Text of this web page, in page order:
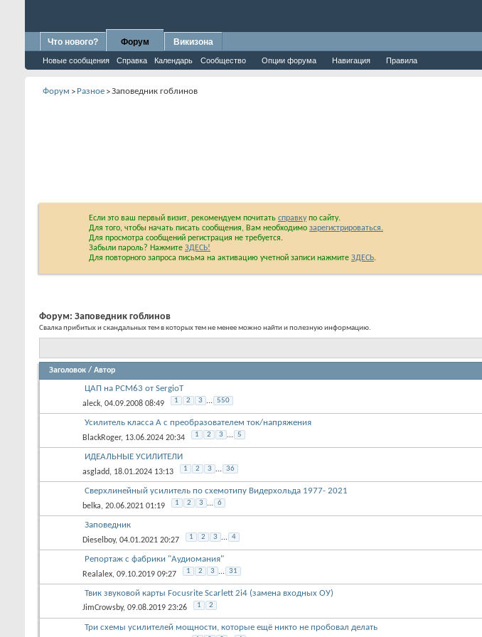
Что нового? Форум
Новые сообщения Справка Календарь Сообщество Опции форума Навигация Правила
Викизона
Если это ваш первый визит, рекомендуем почитатьсправкупо сайту.
Для того, чтобы начать писать сообщения, Вам необходимо
Для просмотра сообщений регистрация не требуется.
Забыли пароль? НажмитеЗДЕСЬ!
Форум:Заповедник гоблинов
Свалка прибитых и скандальных тем в которых тем не менее можно найти и полезную информацию.
Заголовок/Автор
ЦАП на PCM63 от SergioT
aleck, 04.09.2008 08:49 1 2 3 ... 550
Усилитель класса А с преобразователем ток/напряжения
BlackRoger, 13.06.2024 20:34 1 2 3 ... 5
ИДЕАЛЬНЫЕ УСИЛИТЕЛИ
asgladd, 18.01.2024 13:13 1 2 3 ... 36
Сверхлинейный усилитель по схемотипу Видерхольда 1977- 2021
belka, 20.06.2021 01:19 1 2 3 ... 6
Заповедник
Dieselboy, 04.01.2021 20:27 1 2 3 ... 4
Репортаж с фабрики "Аудиомания"
Realalex, 09.10.2019 09:27 1 2 3 ... 31
Твик звуковой карты Focusrite Scarlett 2i4 (замена входных ОУ)
JimCrowsby, 09.08.2019 23:26 1 2